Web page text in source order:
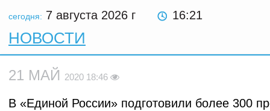
сегодня: 7 августа 2026 г 16:21
НОВОСТИ
21 МАЙ 2020 18:46
В «Единой России» подготовили более 300